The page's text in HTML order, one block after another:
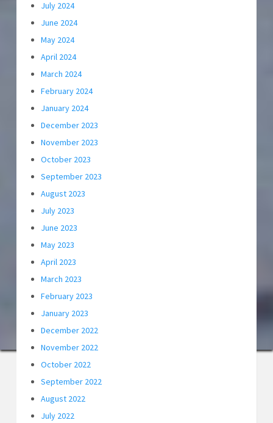
July 2024
June 2024
May 2024
April 2024
March 2024
February 2024
January 2024
December 2023
November 2023
October 2023
September 2023
August 2023
July 2023
June 2023
May 2023
April 2023
March 2023
February 2023
January 2023
December 2022
November 2022
October 2022
September 2022
August 2022
July 2022